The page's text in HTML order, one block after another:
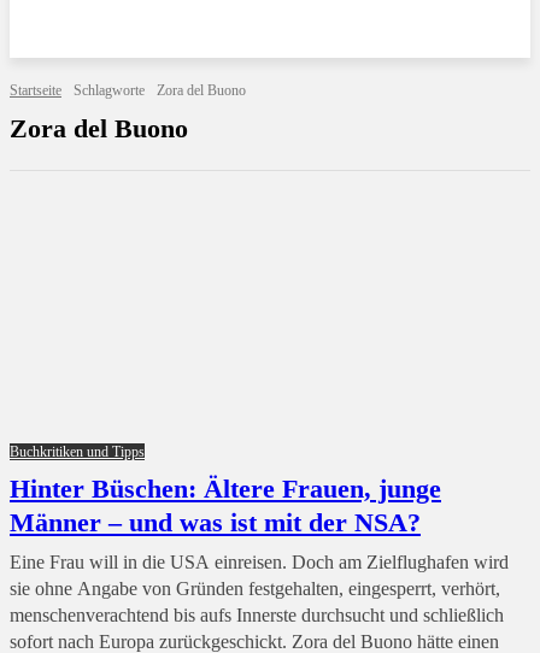
Startseite Schlagworte Zora del Buono
Zora del Buono
Buchkritiken und Tipps
Hinter Büschen: Ältere Frauen, junge
Männer – und was ist mit der NSA?
Eine Frau will in die USA einreisen. Doch am Zielflughafen wird
sie ohne Angabe von Gründen festgehalten, eingesperrt, verhört,
menschenverachtend bis aufs Innerste durchsucht und schließlich
sofort nach Europa zurückgeschickt. Zora del Buono hätte einen